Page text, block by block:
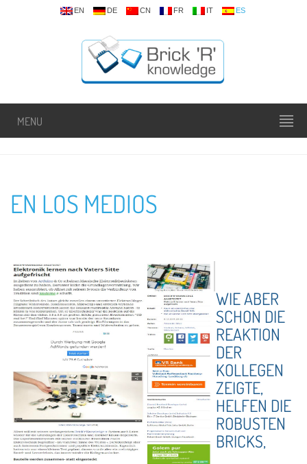
EN DE CN FR IT ES
MENU
EN LOS MEDIOS
WIE ABER
SCHON DIE
REAKTION
DER
KOLLEGEN
ZEIGTE,
HELFEN DIE
ROBUSTEN
BRICKS,